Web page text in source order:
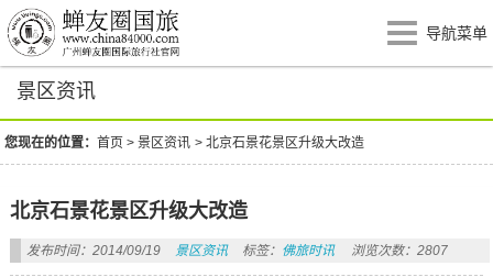
导航菜单
景区资讯
您现在的位置：首页 >景区资讯 >北京石景花景区升级大改造
北京石景花景区升级大改造
发布时间：2014/09/19 景区资讯 标签： 佛旅时讯 浏览次数：2807